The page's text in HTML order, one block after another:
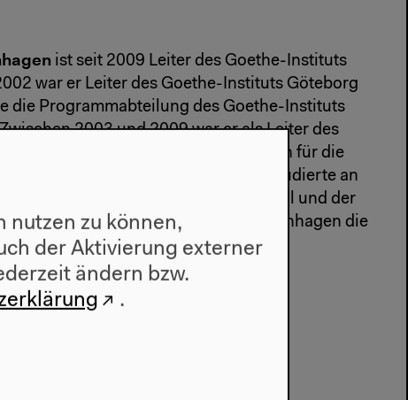
ist seit 2009 Leiter des Goethe-Instituts
war er Leiter des Goethe-Instituts Göteborg
die Programmabteilung des Goethe-Instituts
2003 und 2009 war er als Leiter des
des Goethe-Instituts in München für die
Filmarbeit zuständig. Er studierte an
der Universität Toulouse Le Mirail und der
Tübingen. 2015 tritt Gericke-Schönhagen die
Vilnius an.
nutzen zu können,
der Aktivierung externer
ändern bzw.
.